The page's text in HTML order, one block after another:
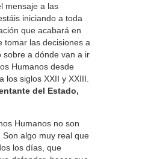
mensaje a las
iniciando a toda
que acabará en
tomar las decisiones a
sobre a dónde van a ir
Humanos desde
los siglos XXII y XXIII.
del Estado,
Humanos no son
Son algo muy real que
los días, que